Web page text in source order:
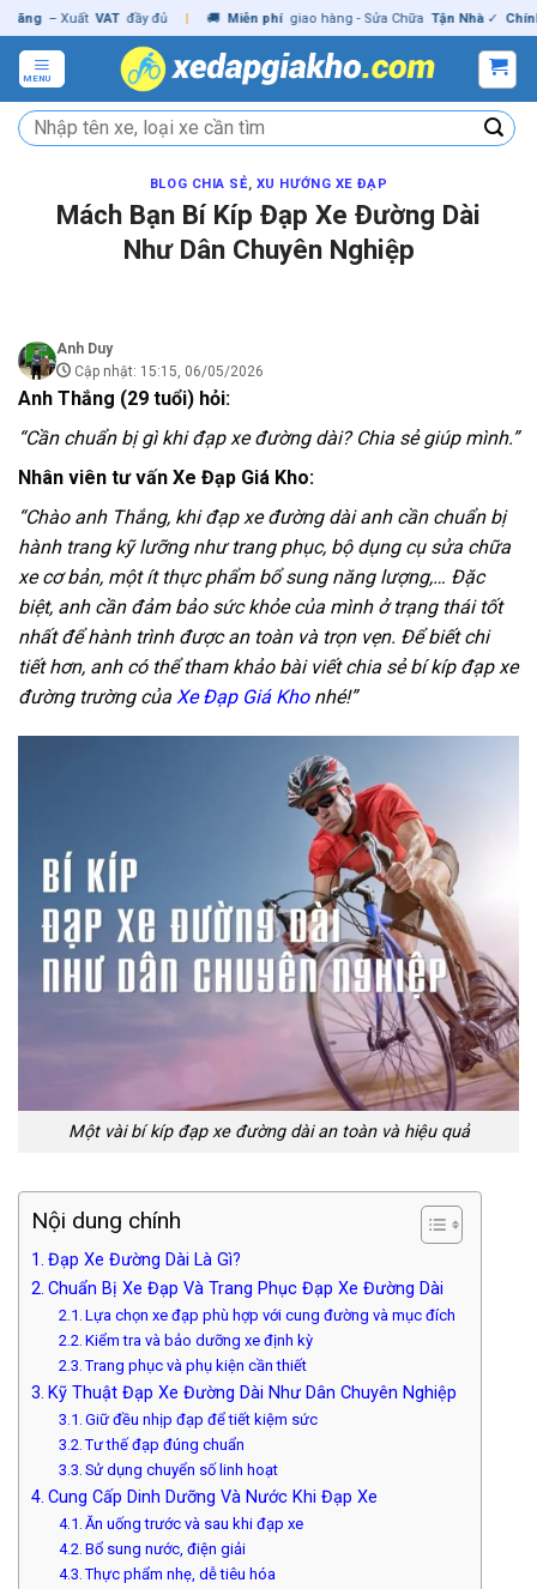
Skip
to
content
Xuất VAT đầy đủ | 🚚 Miễn phí giao hàng - Sửa Chữa Tận Nhà ✓ Chính hãng
MENU
Tìm
kiếm:
BLOG CHIA SẺ, XU HƯỚNG XE ĐẠP
Mách Bạn Bí Kíp Đạp Xe Đường Dài
Như Dân Chuyên Nghiệp
Anh Duy
Cập nhật: 15:15, 06/05/2026
Anh Thắng (29 tuổi) hỏi:
“Cần chuẩn bị gì khi đạp xe đường dài? Chia sẻ giúp mình.”
Nhân viên tư vấn Xe Đạp Giá Kho:
“Chào anh Thắng, khi đạp xe đường dài anh cần chuẩn bị
hành trang kỹ lưỡng như trang phục, bộ dụng cụ sửa chữa
xe cơ bản, một ít thực phẩm bổ sung năng lượng,… Đặc
biệt, anh cần đảm bảo sức khỏe của mình ở trạng thái tốt
nhất để hành trình được an toàn và trọn vẹn. Để biết chi
tiết hơn, anh có thể tham khảo bài viết chia sẻ bí kíp đạp xe
đường trường của Xe Đạp Giá Khonhé!”
Một vài bí kíp đạp xe đường dài an toàn và hiệu quả
Nội dung chính
Đạp Xe Đường Dài Là Gì?
Chuẩn Bị Xe Đạp Và Trang Phục Đạp Xe Đường Dài
Lựa chọn xe đạp phù hợp với cung đường và mục đích
Kiểm tra và bảo dưỡng xe định kỳ
Trang phục và phụ kiện cần thiết
Kỹ Thuật Đạp Xe Đường Dài Như Dân Chuyên Nghiệp
Giữ đều nhịp đạp để tiết kiệm sức
Tư thế đạp đúng chuẩn
Sử dụng chuyển số linh hoạt
Cung Cấp Dinh Dưỡng Và Nước Khi Đạp Xe
Ăn uống trước và sau khi đạp xe
Bổ sung nước, điện giải
Thực phẩm nhẹ, dễ tiêu hóa